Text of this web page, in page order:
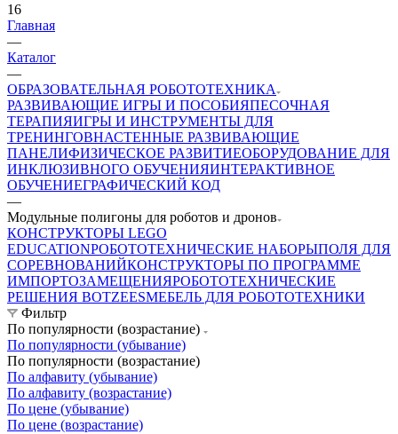
16
Главная
—
Каталог
—
ОБРАЗОВАТЕЛЬНАЯ РОБОТОТЕХНИКА
РАЗВИВАЮЩИЕ ИГРЫ И ПОСОБИЯПЕСОЧНАЯ
ТЕРАПИЯИГРЫ И ИНСТРУМЕНТЫ ДЛЯ
ТРЕНИНГОВНАСТЕННЫЕ РАЗВИВАЮЩИЕ
ПАНЕЛИФИЗИЧЕСКОЕ РАЗВИТИЕОБОРУДОВАНИЕ ДЛЯ
ИНКЛЮЗИВНОГО ОБУЧЕНИЯИНТЕРАКТИВНОЕ
ОБУЧЕНИЕГРАФИЧЕСКИЙ КОД
—
Модульные полигоны для роботов и дронов
КОНСТРУКТОРЫ LEGO
EDUCATIONРОБОТОТЕХНИЧЕСКИЕ НАБОРЫПОЛЯ ДЛЯ
СОРЕВНОВАНИЙКОНСТРУКТОРЫ ПО ПРОГРАММЕ
ИМПОРТОЗАМЕЩЕНИЯРОБОТОТЕХНИЧЕСКИЕ
РЕШЕНИЯ BOTZEESМЕБЕЛЬ ДЛЯ РОБОТОТЕХНИКИ
Фильтр
По популярности (возрастание)
По популярности (убывание)
По популярности (возрастание)
По алфавиту (убывание)
По алфавиту (возрастание)
По цене (убывание)
По цене (возрастание)